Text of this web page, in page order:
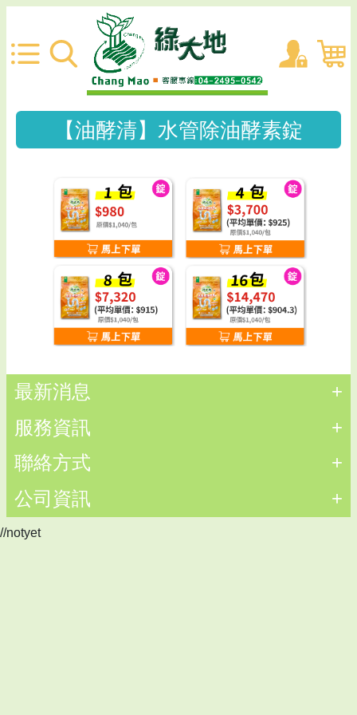
【油酵清】水管除油酵素錠
最新消息
+
服務資訊
+
聯絡方式
+
公司資訊
+
//notyet